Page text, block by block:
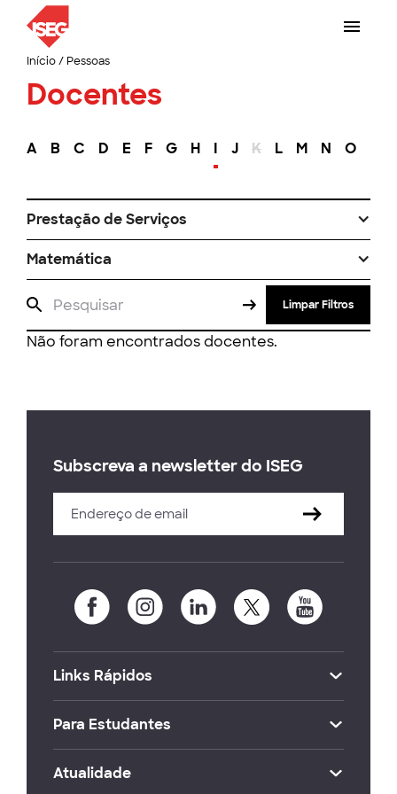
Início/ Pessoas
Docentes
A B C D E F G H I J K L M N O
Prestação de Serviços
Matemática
Limpar Filtros
Não foram encontrados docentes.
Subscreva a newsletter do ISEG
Links Rápidos
Para Estudantes
Atualidade